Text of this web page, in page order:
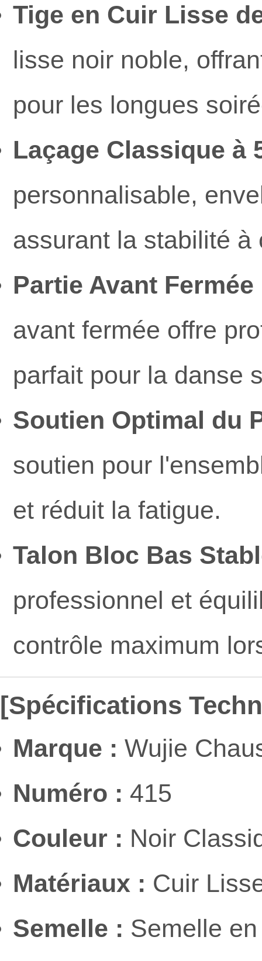
Tige en Cuir Lisse
lisse noir noble,
pour les longues
Laçage Classique à
personnalisable,
assurant la stabilité
Partie Avant Fermée
avant fermée offre
parfait pour la danse
Soutien Optimal du
soutien pour
et réduit la fatigue.
Talon Bloc Bas
professionnel et
contrôle maximum
[Spécifications
Marque : Wujie
Numéro : 415
Couleur : Noir
Matériaux : Cuir
Semelle : Semelle